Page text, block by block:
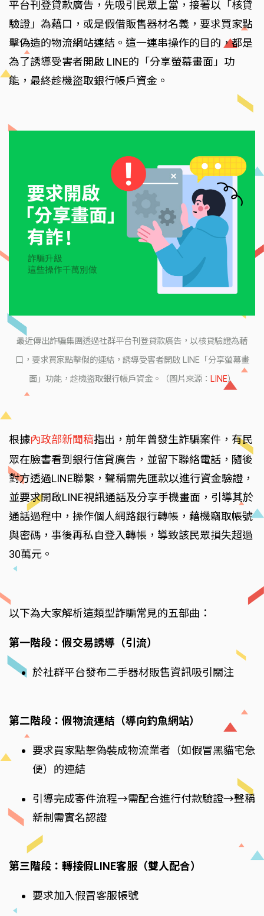
平台刊登貸款廣告，先吸引民眾上當，接著以「核貸
驗證」為藉口，或是假借販售器材名義，要求買家點
擊偽造的物流網站連結。這一連串操作的目的，都是
為了誘導受害者開啟 LINE的「分享螢幕畫面」功
能，最終趁機盜取銀行帳戶資金。
最近傳出詐騙集團透過社群平台刊登貸款廣告，以核貸驗證為藉
口，要求買家點擊假的連結，誘導受害者開啟 LINE「分享螢幕畫
面」功能，趁機盜取銀行帳戶資金。（圖片來源： LINE）
根據內政部新聞稿指出，前年曾發生詐騙案件，有民
眾在臉書看到銀行信貸廣告，並留下聯絡電話，隨後
對方透過LINE聯繫，聲稱需先匯款以進行資金驗證，
並要求開啟LINE視訊通話及分享手機畫面，引導其於
通話過程中，操作個人網路銀行轉帳，藉機竊取帳號
與密碼，事後再私自登入轉帳，導致該民眾損失超過
30萬元。
以下為大家解析這類型詐騙常見的五部曲：
第一階段：假交易誘導（引流）
於社群平台發布二手器材販售資訊吸引關注
第二階段：假物流連結（導向釣魚網站）
要求買家點擊偽裝成物流業者（如假冒黑貓宅急
便）的連結
引導完成寄件流程→需配合進行付款驗證→聲稱
新制需實名認證
第三階段：轉接假LINE客服（雙人配合）
要求加入假冒客服帳號